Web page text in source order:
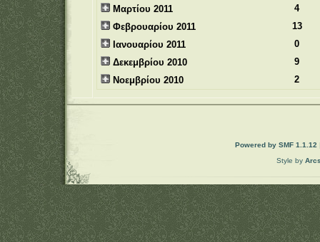
Μαρτίου 2011
4
Φεβρουαρίου 2011
13
Ιανουαρίου 2011
0
Δεκεμβρίου 2010
9
Νοεμβρίου 2010
2
Powered by SMF 1.1.12
Style by